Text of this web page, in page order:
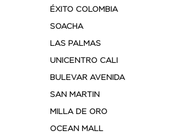
ÉXITO COLOMBIA
SOACHA
LAS PALMAS
UNICENTRO CALI
BULEVAR AVENIDA
SAN MARTIN
MILLA DE ORO
OCEAN MALL